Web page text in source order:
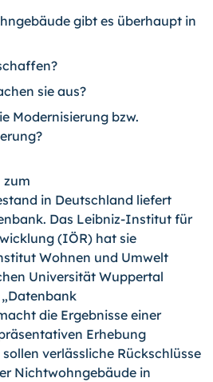
gibt es überhaupt in
sie aus?
Modernisierung bzw.
zum
in Deutschland liefert
Das Leibniz-Institut für
(IÖR) hat sie
Wohnen und Umwelt
Universität Wuppertal
die Ergebnisse einer
Erhebung
verlässliche Rückschlüsse
Nichtwohngebäude in